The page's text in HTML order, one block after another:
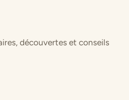
découvertes et conseils